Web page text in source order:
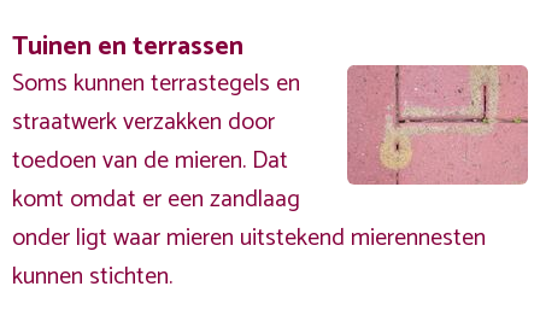
Tuinen en terrassen
Soms kunnen terrastegels en
straatwerk verzakken door
toedoen van de mieren. Dat
komt omdat er een zandlaag
onder ligt waar mieren uitstekend mierennesten
kunnen stichten.